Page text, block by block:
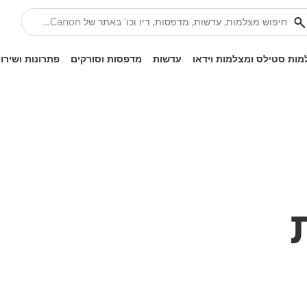
סטילס ומצלמות וידאו עדשות מדפסות וסורקים פתרונות